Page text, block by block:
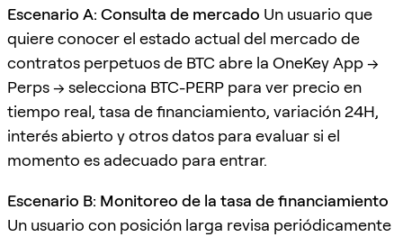
Escenario A: Consulta de mercado Un usuario que
quiere conocer el estado actual del mercado de
contratos perpetuos de BTC abre la OneKey App →
Perps → selecciona BTC-PERP para ver precio en
tiempo real, tasa de financiamiento, variación 24H,
interés abierto y otros datos para evaluar si el
momento es adecuado para entrar.
Escenario B: Monitoreo de la tasa de financiamiento
Un usuario con posición larga revisa periódicamente